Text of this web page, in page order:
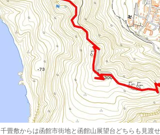
千畳敷からは函館市街地と函館山展望台どちらも見渡